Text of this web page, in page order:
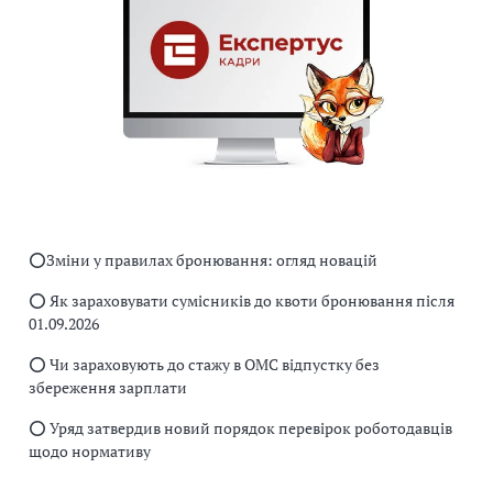
⭕️Зміни у правилах бронювання: огляд новацій
⭕️ Як зараховувати сумісників до квоти бронювання після
01.09.2026
⭕️ Чи зараховують до стажу в ОМС відпустку без
збереження зарплати
⭕️ Уряд затвердив новий порядок перевірок роботодавців
щодо нормативу